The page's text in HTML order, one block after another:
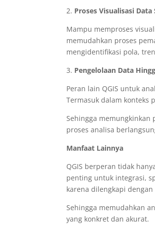
2. Proses Visualisasi Data
Mampu memproses
memudahkan proses
mengidentifikasi pola,
3. Pengelolaan Data
Peran lain QGIS untuk
Termasuk dalam konteks
Sehingga
proses analisa
Manfaat Lainnya
QGIS berperan tidak
penting untuk integrasi,
karena dilengkapi
Sehingga memudahkan
yang konkret dan akurat.